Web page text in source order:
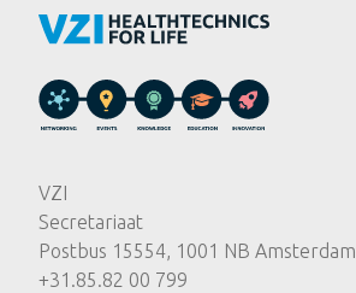
VZI
Secretariaat
Postbus 15554, 1001 NB Amsterdam
+31.85.82 00 799